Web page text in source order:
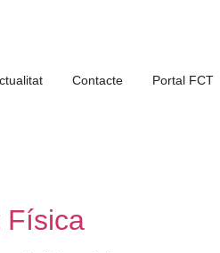
Contacte Portal FCT
Física